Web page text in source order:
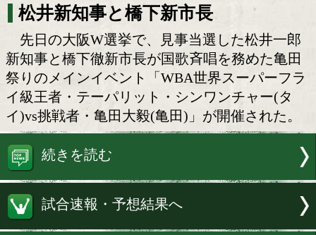
松井新知事と橋下新市長
先日の大阪W選挙で、見事当選した松
新知事と橋下徹新市長が国歌斉唱を務
祭りのメインイベント「WBA世界スー
イ級王者・テーパリット・シンワンチ